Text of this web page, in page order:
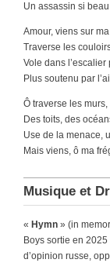
Un assassin si
Amour, viens sur
Traverse les
Vole dans
Plus soutenu par
Ô traverse les murs,
Des toits, des
Use de la menace,
Mais viens, ô ma
Musique et
« Hymn » (in
Boys sortie en
d’opinion russe,